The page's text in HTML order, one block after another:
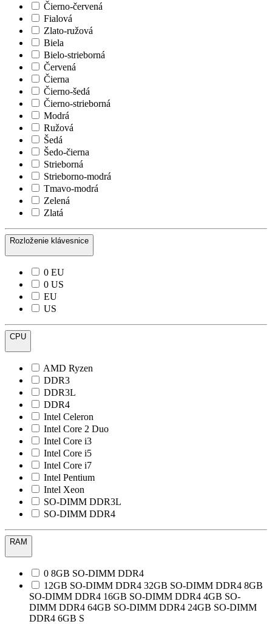
Čierno-červená
Fialová
Zlato-ružová
Biela
Bielo-strieborná
Červená
Čierna
Čierno-šedá
Čierno-strieborná
Modrá
Ružová
Šedá
Šedo-čierna
Strieborná
Strieborno-modrá
Tmavo-modrá
Zelená
Zlatá
Rozloženie klávesnice
0 EU
0 US
EU
US
CPU
AMD Ryzen
DDR3
DDR3L
DDR4
Intel Celeron
Intel Core 2 Duo
Intel Core i3
Intel Core i5
Intel Core i7
Intel Pentium
Intel Xeon
SO-DIMM DDR3L
SO-DIMM DDR4
RAM
0 8GB SO-DIMM DDR4
12GB SO-DIMM DDR4 32GB SO-DIMM DDR4 8GB
SO-DIMM DDR4 16GB SO-DIMM DDR4 4GB SO-
DIMM DDR4 64GB SO-DIMM DDR4 24GB SO-DIMM
DDR4 6GB S